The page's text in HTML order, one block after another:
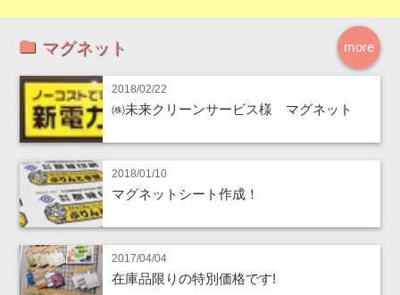
more
マグネット
2018/02/22
㈱未来クリーンサービス様 マグネット
2018/01/10
マグネットシート作成！
2017/04/04
在庫品限りの特別価格です!